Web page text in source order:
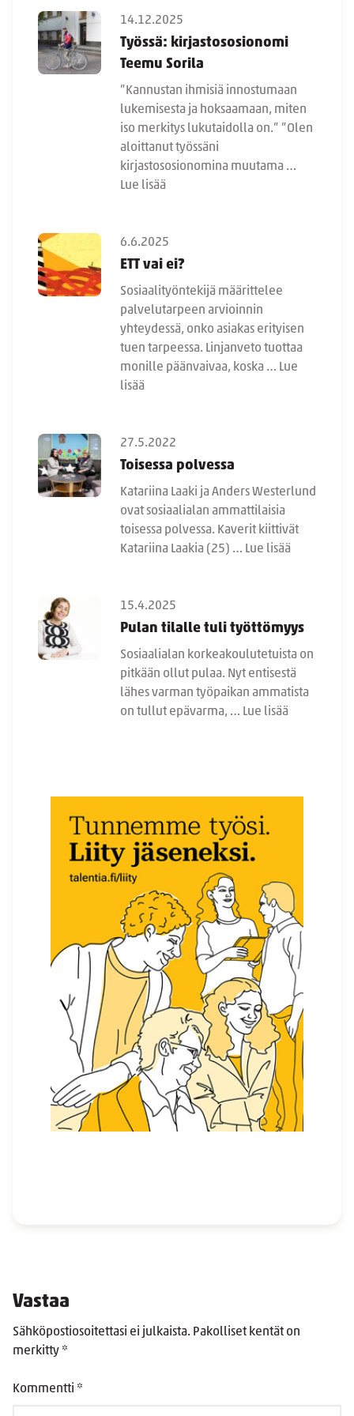
14.12.2025
Työssä: kirjastososionomi
Teemu Sorila
”Kannustan ihmisiä innostumaan
lukemisesta ja hoksaamaan, miten
iso merkitys lukutaidolla on.” ”Olen
aloittanut työssäni
kirjastososionomina muutama …
Lue lisää
6.6.2025
ETT vai ei?
Sosiaalityöntekijä määrittelee
palvelutarpeen arvioinnin
yhteydessä, onko asiakas erityisen
tuen tarpeessa. Linjanveto tuottaa
monille päänvaivaa, koska … Lue
lisää
27.5.2022
Toisessa polvessa
Katariina Laaki ja Anders Westerlund
ovat sosiaalialan ammattilaisia
toisessa polvessa. Kaverit kiittivät
Katariina Laakia (25) … Lue lisää
15.4.2025
Pulan tilalle tuli työttömyys
Sosiaalialan korkeakoulutetuista on
pitkään ollut pulaa. Nyt entisestä
lähes varman työpaikan ammatista
on tullut epävarma, … Lue lisää
Vastaa
Sähköpostiosoitettasi ei julkaista. Pakolliset kentät on
merkitty *
Kommentti *